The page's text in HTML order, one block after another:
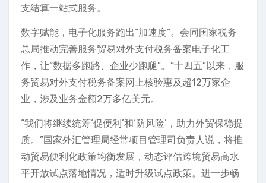
支结算一站式服务。
数字赋能，电子化服务跑出“加速度”。会同国家税务
总局推动完善服务贸易对外支付税务备案电子化工
作，让“数据多跑路、企业少跑腿”。“十四五”以来，服
务贸易对外支付税务备案网上核验惠及超12万家企
业，涉及业务金额2万多亿美元。
“我们将继续统筹‘促便利’和‘防风险’，助力外贸保稳提
质。”国家外汇管理局经常项目管理司负责人说，将推
动贸易便利化政策均衡发展，动态评估跨境贸易高水
平开放试点落地情况，适时升级试点政策。进一步畅